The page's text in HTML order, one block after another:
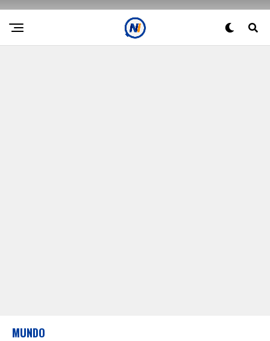
MUNDO